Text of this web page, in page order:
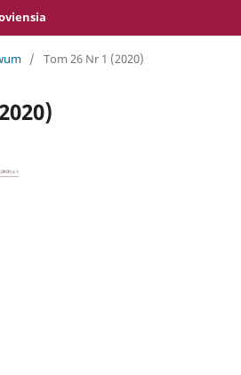
/ Tom 26 Nr 1 (2020)